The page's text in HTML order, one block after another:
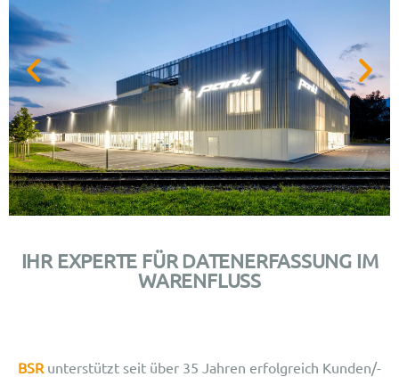
Rückverfolgbarkeit
neu definiert
IHR EXPERTE FÜR DATENERFASSUNG IM
WARENFLUSS
BSR unterstützt seit über 35 Jahren erfolgreich Kunden/-